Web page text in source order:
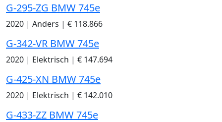
G-295-ZG BMW 745e
2020 | Anders | € 118.866
G-342-VR BMW 745e
2020 | Elektrisch | € 147.694
G-425-XN BMW 745e
2020 | Elektrisch | € 142.010
G-433-ZZ BMW 745e